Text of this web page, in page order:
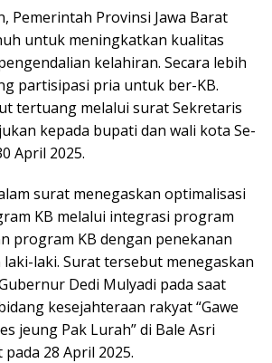
Pemerintah Provinsi Jawa Barat
untuk meningkatkan kualitas
kelahiran. Secara lebih
partisipasi pria untuk ber-KB.
tertuang melalui surat Sekretaris
kepada bupati dan wali kota Se-
April 2025.
surat menegaskan optimalisasi
KB melalui integrasi program
program KB dengan penekanan
laki. Surat tersebut menegaskan
Dedi Mulyadi pada saat
kesejahteraan rakyat “Gawe
jeung Pak Lurah” di Bale Asri
pada 28 April 2025.